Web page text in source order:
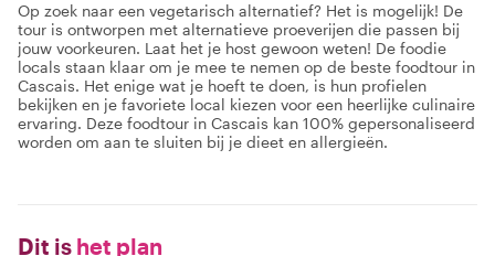
Op zoek naar een vegetarisch alternatief? Het is mogelijk! De
tour is ontworpen met alternatieve proeverijen die passen bij
jouw voorkeuren. Laat het je host gewoon weten! De foodie
locals staan klaar om je mee te nemen op de beste foodtour in
Cascais. Het enige wat je hoeft te doen, is hun profielen
bekijken en je favoriete local kiezen voor een heerlijke culinaire
ervaring. Deze foodtour in Cascais kan 100% gepersonaliseerd
worden om aan te sluiten bij je dieet en allergieën.
Dit is het plan